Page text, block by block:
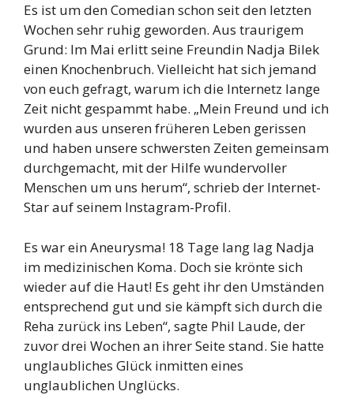
Es ist um den Comedian schon seit den letzten
Wochen sehr ruhig geworden. Aus traurigem
Grund: Im Mai erlitt seine Freundin Nadja Bilek
einen Knochenbruch. Vielleicht hat sich jemand
von euch gefragt, warum ich die Internetz lange
Zeit nicht gespammt habe. „Mein Freund und ich
wurden aus unseren früheren Leben gerissen
und haben unsere schwersten Zeiten gemeinsam
durchgemacht, mit der Hilfe wundervoller
Menschen um uns herum“, schrieb der Internet-
Star auf seinem Instagram-Profil.
Es war ein Aneurysma! 18 Tage lang lag Nadja
im medizinischen Koma. Doch sie krönte sich
wieder auf die Haut! Es geht ihr den Umständen
entsprechend gut und sie kämpft sich durch die
Reha zurück ins Leben“, sagte Phil Laude, der
zuvor drei Wochen an ihrer Seite stand. Sie hatte
unglaubliches Glück inmitten eines
unglaublichen Unglücks.